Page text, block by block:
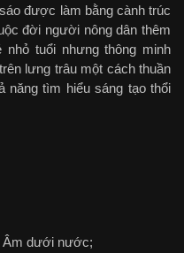
được làm bằng cành trúc
đời người nông dân thêm
tuổi nhưng thông minh
lưng trâu một cách thuần
năng tìm hiểu sáng tạo thổi
Âm dưới nước;